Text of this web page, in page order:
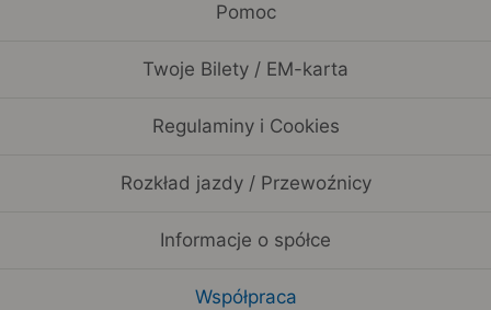
Pomoc
Twoje Bilety / EM-karta
Regulaminy i Cookies
Rozkład jazdy / Przewoźnicy
Informacje o spółce
Współpraca